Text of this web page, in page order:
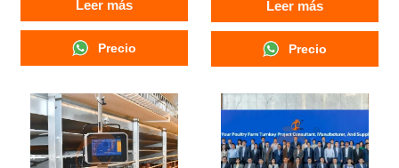
pantalla grande integral
4. Gestión de alarmas
5. Recepción /WhatsApp NO.
: +8618830120193
Leer más
Precio
autodiagnóstico
4. Hardware de estándar
5. Número de
+8618830120193
Leer más
Precio